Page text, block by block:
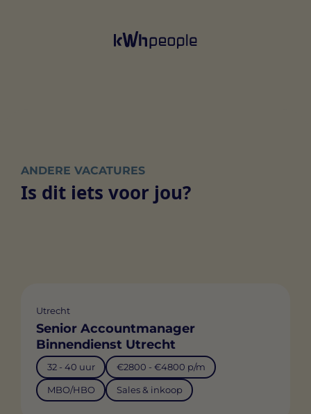
ANDERE VACATURES
Is dit iets voor jou?
Utrecht
Senior Accountmanager
Binnendienst Utrecht
32 - 40 uur €2800 - €4800 p/m
MBO/HBO Sales & inkoop